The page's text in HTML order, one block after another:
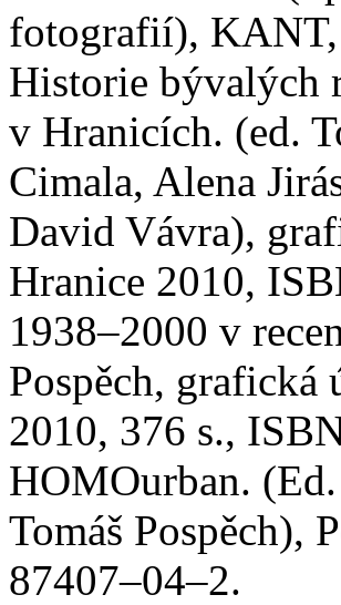
fotografií), KANT,
Historie bývalých
v Hranicích. (ed.
Cimala, Alena
David Vávra),
Hranice 2010,
1938–2000 v
Pospěch, grafická
2010, 376 s.,
HOMOurban.
Tomáš Pospěch),
87407–04–2.